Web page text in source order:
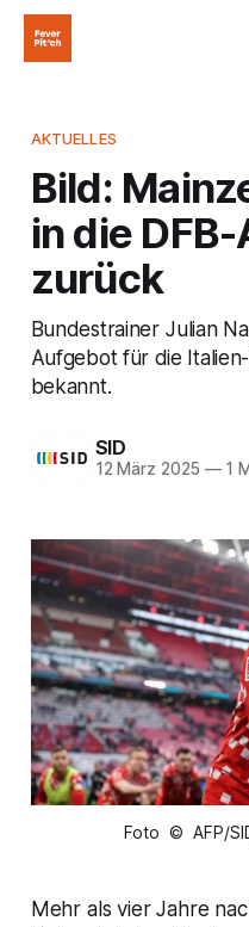
AKTUELLES
Bild:
in die
zurück
Bundestrainer Julian
Aufgebot für die
bekannt.
SID
12 März 2025 —1
Foto © AFP/
Mehr als vier Jahre